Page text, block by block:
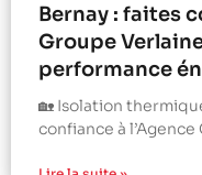
Bernay : faites
Groupe
performance
🏡 Isolation
confiance à